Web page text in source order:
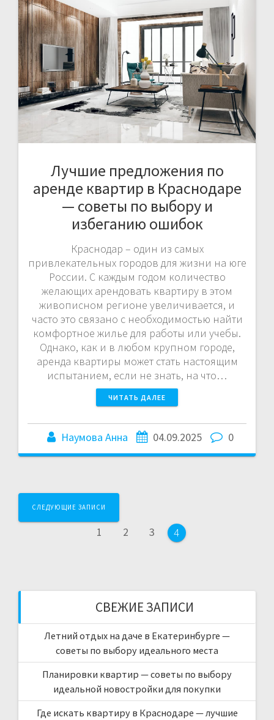
Лучшие предложения по
аренде квартир в Краснодаре
— советы по выбору и
избеганию ошибок
Краснодар – один из самых
привлекательных городов для жизни на юге
России. С каждым годом количество
желающих арендовать квартиру в этом
живописном регионе увеличивается, и
часто это связано с необходимостью найти
комфортное жилье для работы или учебы.
Однако, как и в любом крупном городе,
аренда квартиры может стать настоящим
испытанием, если не знать, на что…
ЧИТАТЬ ДАЛЕЕ
Наумова Анна 04.09.2025 0
Навигация
по
СЛЕДУЮЩИЕ ЗАПИСИ
Страница
1 Страница
2 Страница
3 Страница
4
СВЕЖИЕ ЗАПИСИ
Летний отдых на даче в Екатеринбурге —
советы по выбору идеального места
Планировки квартир — советы по выбору
идеальной новостройки для покупки
Где искать квартиру в Краснодаре — лучшие